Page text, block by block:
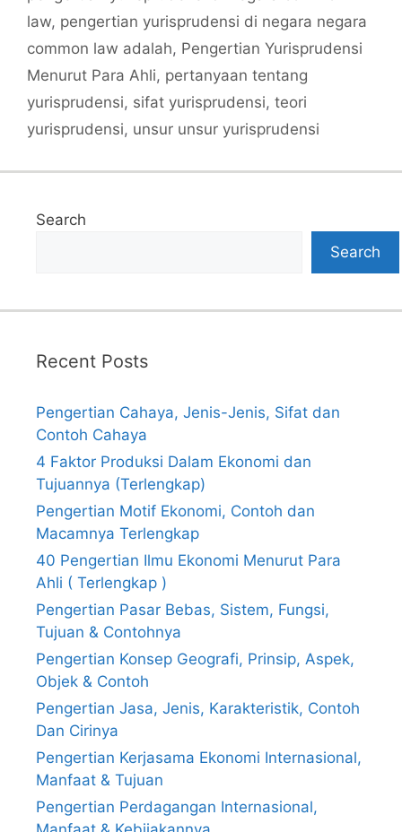
law, pengertian yurisprudensi di negara negara
common law adalah, Pengertian Yurisprudensi
Menurut Para Ahli, pertanyaan tentang
yurisprudensi, sifat yurisprudensi, teori
yurisprudensi, unsur unsur yurisprudensi
Search
Search
Recent Posts
Pengertian Cahaya, Jenis-Jenis, Sifat dan
Contoh Cahaya
4 Faktor Produksi Dalam Ekonomi dan
Tujuannya (Terlengkap)
Pengertian Motif Ekonomi, Contoh dan
Macamnya Terlengkap
40 Pengertian Ilmu Ekonomi Menurut Para
Ahli ( Terlengkap )
Pengertian Pasar Bebas, Sistem, Fungsi,
Tujuan & Contohnya
Pengertian Konsep Geografi, Prinsip, Aspek,
Objek & Contoh
Pengertian Jasa, Jenis, Karakteristik, Contoh
Dan Cirinya
Pengertian Kerjasama Ekonomi Internasional,
Manfaat & Tujuan
Pengertian Perdagangan Internasional,